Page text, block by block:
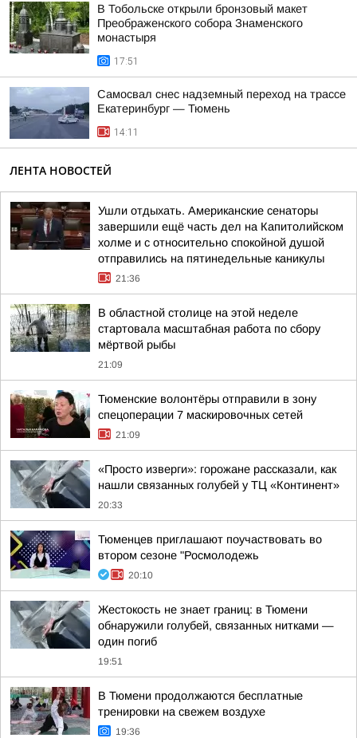
В Тобольске открыли бронзовый макет
Преображенского собора Знаменского
монастыря
17:51
Самосвал снес надземный переход на трассе
Екатеринбург — Тюмень
14:11
ЛЕНТА НОВОСТЕЙ
Ушли отдыхать. Американские сенаторы
завершили ещё часть дел на Капитолийском
холме и с относительно спокойной душой
отправились на пятинедельные каникулы
21:36
В областной столице на этой неделе
стартовала масштабная работа по сбору
мёртвой рыбы
21:09
Тюменские волонтёры отправили в зону
спецоперации 7 маскировочных сетей
21:09
«Просто изверги»: горожане рассказали, как
нашли связанных голубей у ТЦ «Континент»
20:33
Тюменцев приглашают поучаствовать во
втором сезоне "Росмолодежь
20:10
Жестокость не знает границ: в Тюмени
обнаружили голубей, связанных нитками —
один погиб
19:51
В Тюмени продолжаются бесплатные
тренировки на свежем воздухе
19:36